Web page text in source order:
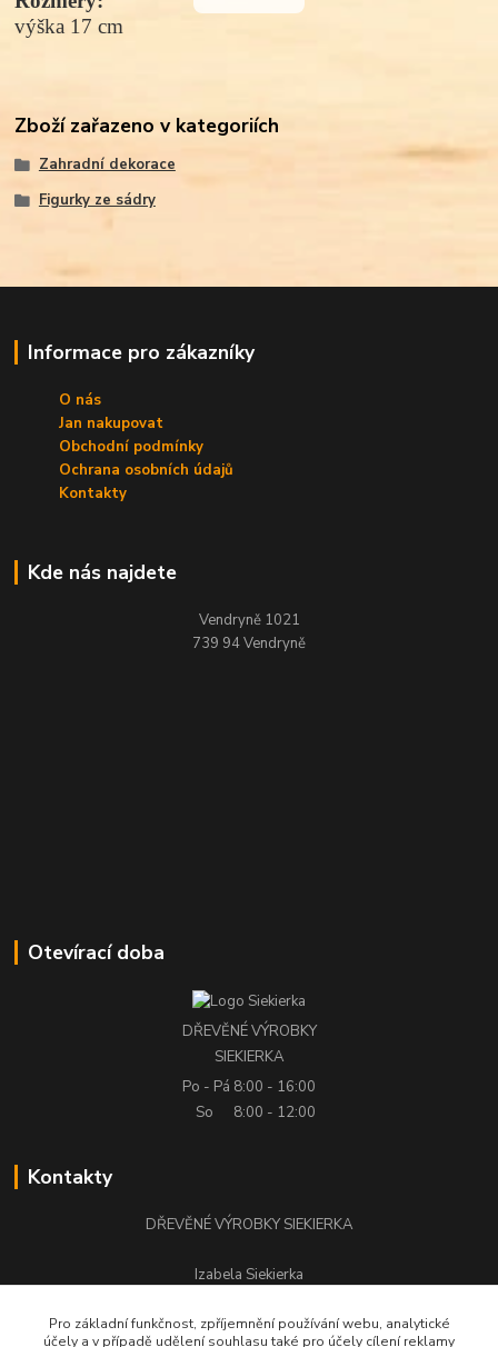
výška 17 cm
Zboží zařazeno v kategoriích
Zahradní dekorace
Figurky ze sádry
Informace pro zákazníky
O nás
Jan nakupovat
Obchodní podmínky
Ochrana osobních údajů
Kontakty
Kde nás najdete
Vendryně 1021
739 94 Vendryně
Otevírací doba
DŘEVĚNÉ VÝROBKY
SIEKIERKA
Po - Pá 8:00 - 16:00
So
8:00 - 12:00
Kontakty
DŘEVĚNÉ VÝROBKY SIEKIERKA
Izabela Siekierka
Pro základní funkčnost, zpříjemnění používání webu, analytické
účely a v případě udělení souhlasu také pro účely cílení reklamy